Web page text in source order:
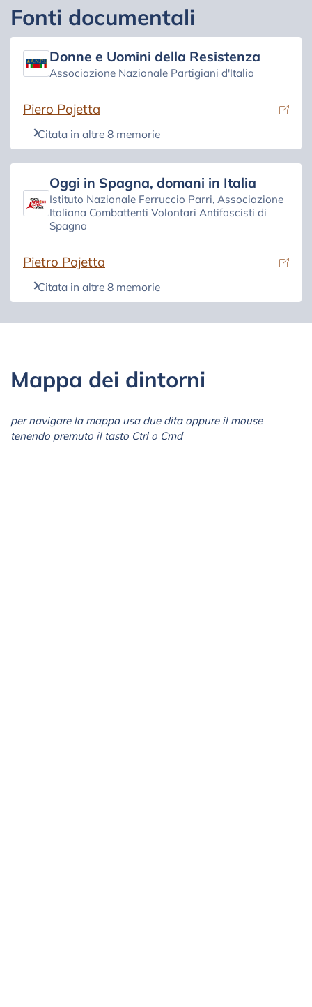
Fonti documentali
Donne e Uomini della Resistenza
Associazione Nazionale Partigiani d'Italia
Piero Pajetta
(si apre in una nuova scheda)
Citata in altre 8 memorie
Oggi in Spagna, domani in Italia
Istituto Nazionale Ferruccio Parri, Associazione
Italiana Combattenti Volontari Antifascisti di
Spagna
Pietro Pajetta
(si apre in una nuova scheda)
Citata in altre 8 memorie
Mappa dei dintorni
per navigare la mappa usa due dita oppure il mouse
tenendo premuto il tasto Ctrl o Cmd